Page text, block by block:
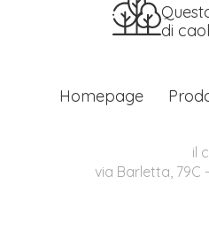
di
Homepage
il
via Barletta, 79C